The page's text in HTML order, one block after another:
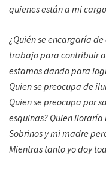
quienes están a mi
¿Quién se encargaría
trabajo para contribuir
estamos dando para
Quien se preocupa de
Quien se preocupa por
esquinas? Quien lloraría
Sobrinos y mi madre
Mientras tanto yo doy